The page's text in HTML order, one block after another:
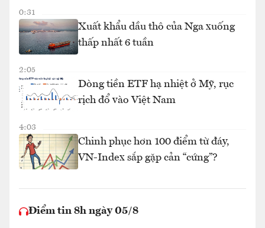
0:31
Xuất khẩu dầu thô của Nga xuống
thấp nhất 6 tuần
2:05
Dòng tiền ETF hạ nhiệt ở Mỹ, rục
rịch đổ vào Việt Nam
4:03
Chinh phục hơn 100 điểm từ đáy,
VN-Index sắp gặp cản “cứng”?
Điểm tin 8h ngày 05/8